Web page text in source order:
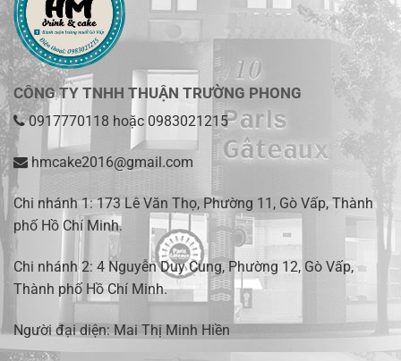
CÔNG TY TNHH THUẬN TRƯỜNG PHONG
0917770118 hoặc 0983021215
hmcake2016@gmail.com
Chi nhánh 1:173 Lê Văn Thọ, Phường 11, Gò Vấp, Thành
phố Hồ Chí Minh.
Chi nhánh 2: 4 Nguyễn Duy Cung, Phường 12, Gò Vấp,
Thành phố Hồ Chí Minh.
Người đại diện: Mai Thị Minh Hiền